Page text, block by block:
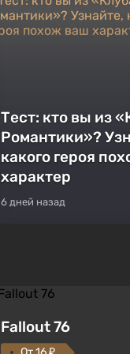
Тест: кто вы из
Романтики»?
какого героя
характер
6 дней назад
Fallout 76